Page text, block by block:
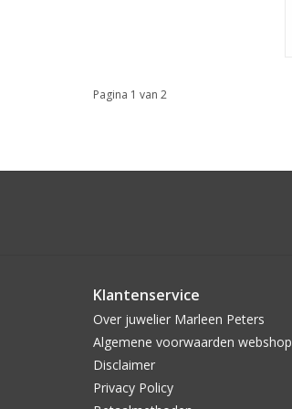
Pagina 1 van 2
Klantenservice
Over juwelier Marleen Peters
Algemene voorwaarden webshop
Disclaimer
Privacy Policy